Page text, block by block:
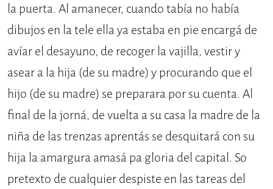
la puerta. Al amanecer, cuando tabía no había
dibujos en la tele ella ya estaba en pie encargá de
avíar el desayuno, de recoger la vajilla, vestir y
asear a la hija (de su madre) y procurando que el
hijo (de su madre) se preparara por su cuenta. Al
final de la jorná, de vuelta a su casa la madre de la
niña de las trenzas aprentás se desquitará con su
hija la amargura amasá pa gloria del capital. So
pretexto de cualquier despiste en las tareas del